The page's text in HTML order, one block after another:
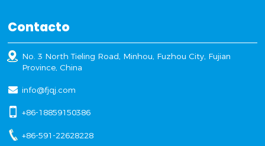
Contacto
No. 3 North Tieling Road, Minhou, Fuzhou City, Fujian
Province, China
info@fjqj.com
+86-18859150386
+86-591-22628228